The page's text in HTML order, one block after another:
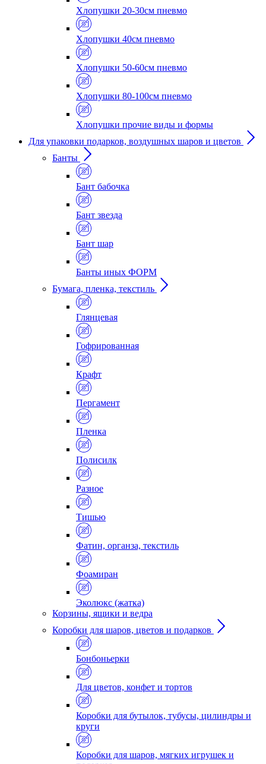
Хлопушки 20-30см пневмо
Хлопушки 40см пневмо
Хлопушки 50-60см пневмо
Хлопушки 80-100см пневмо
Хлопушки прочие виды и формы
Для упаковки подарков, воздушных шаров и цветов
Банты
Бант бабочка
Бант звезда
Бант шар
Банты иных ФОРМ
Бумага, пленка, текстиль
Глянцевая
Гофрированная
Крафт
Пергамент
Пленка
Полисилк
Разное
Тишью
Фатин, органза, текстиль
Фоамиран
Эколюкс (жатка)
Корзины, ящики и ведра
Коробки для шаров, цветов и подарков
Бонбоньерки
Для цветов, конфет и тортов
Коробки для бутылок, тубусы, цилиндры и
круги
Коробки для шаров, мягких игрушек и